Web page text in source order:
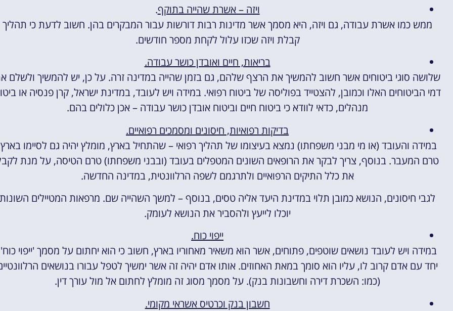
ויזה – אשרת שהייה בתוקף.
ממש כמו אשרת עבודה, גם ויזה, היא מסמך אשר מדינות רבות דורשות עבור המבקרים בהן. חשוב לדעת כי תהליך
קבלת ויזה שכזו עלול לקחת מספר חודשים.
בריאות, חיים ואובדן כושר עבודה.
שלושה סוגי ביטוחים אשר חשוב להמשיך את הרצף שלהם, גם בזמן שהייה במדינה זרה. על כן, יש להמשיך ולשלם
דמי הביטוחים האלו וכמובן, להצטייד בפוליסה של ביטוח רפואי. במידה ויש לעובד, במדינת ישראל, קרן פנסיה או
מנהלים, כדאי לוודא כי ביטוח חיים וביטוח אובדן כושר עבודה – אכן כלולים בהם.
בדיקות רפואיות, חיסונים ומסמכים רפואיים.
במידה והעובד (או מי מבני משפחתו) נמצא בעיצומו של תהליך רפואי – שהתחיל בארץ, מומלץ יהיה גם לסיימו
טרם המעבר. בנוסף, צריך לבקר את הרופאים השונים המטפלים בעובד (ובבני משפחתו) טרם הטיסה, על מנת
את כלל התיקים הרפואיים ולתרגמם לשפה הרלוונטית, במדינה החדשה.
לגבי חיסונים, הנושא כמובן תלוי במדינת היעד אליה טסים, בנוסף – למשך השהייה שם. מרפאות המטיילים השונות
יוכלו לייעץ ולהסביר את הנושא לעומק.
ייפוי כוח.
במידה ויש לעובד נושאים שוטפים, פתוחים, אשר הוא משאיר מאחוריו בארץ, חשוב כי הוא יחתום על מסמך 'ייפוי
יחד עם אדם קרוב לו, עליו הוא סומך במאת האחוזים. אותו אדם יהיה זה אשר ימשיך לטפל עבורו בנושאים
(כמו: השכרת דירה וחשבונות בנק). על מסמך מסוג זה מומלץ לחתום אל מול עורך דין.
חשבון בנק וכרטיס אשראי מקומי.